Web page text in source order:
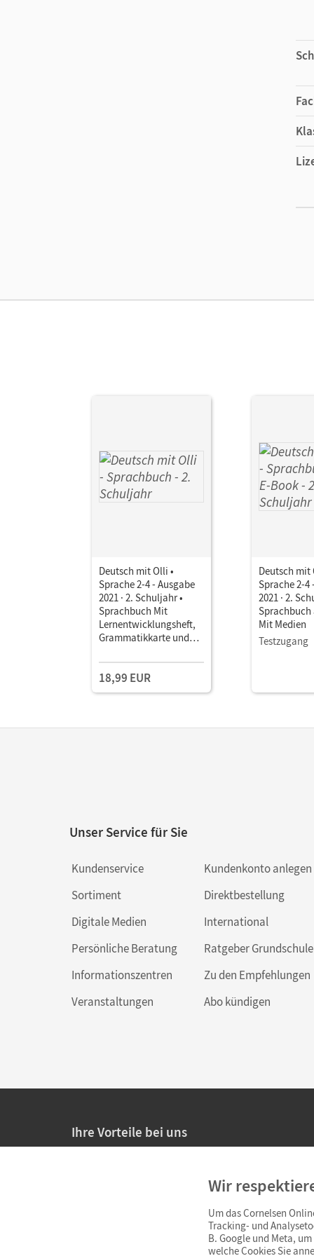
Deutsch mit Olli •
Sprache 2-4 - Ausgabe
2021 · 2. Schuljahr •
Sprachbuch Mit
Lernentwicklungsheft,
Grammatikkarte und
18,99 EUR
Deutsch mit
Sprache 2-4
2021 · 2.
Sprachbuch
Mit Medien
Testzugang
Unser Service für Sie
Kundenservice
Sortiment
Digitale Medien
Persönliche Beratung
Informationszentren
Veranstaltungen
Kundenkonto anlegen
Direktbestellung
International
Ratgeber Grundschule
Zu den Empfehlungen
Abo kündigen
Ihre Vorteile bei uns
Persönliche Angebote für Lehrkräfte
Sicheres Einkaufen mit SSL-Verschlüsselung
Widerrufsfristvon 4 Wochen
Wir
Um das Cornelsen
Tracking- und
B. Google und Meta,
welche Cookies Sie